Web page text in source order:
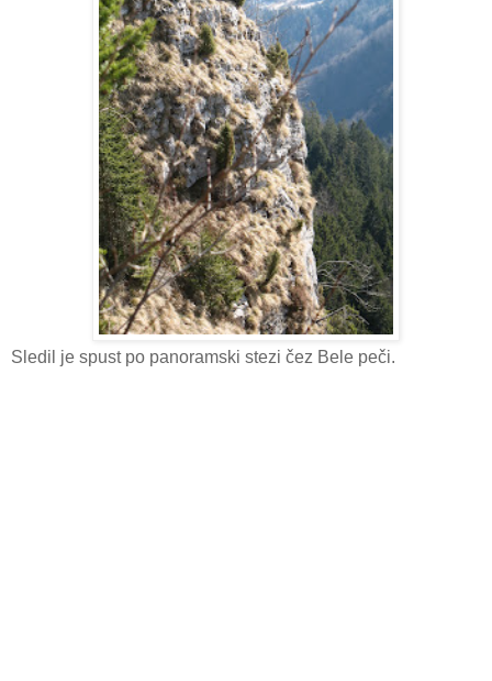
Sledil je spust po panoramski stezi čez Bele peči.